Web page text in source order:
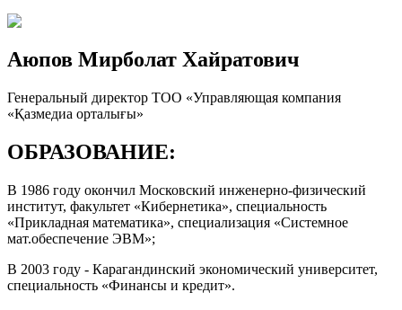
Аюпов Мирболат Хайратович
Генеральный директор ТОО «Управляющая компания
«Қазмедиа орталығы»
ОБРАЗОВАНИЕ:
В 1986 году окончил Московский инженерно-физический
институт, факультет «Кибернетика», специальность
«Прикладная математика», специализация «Системное
мат.обеспечение ЭВМ»;
В 2003 году - Карагандинский экономический университет,
специальность «Финансы и кредит».